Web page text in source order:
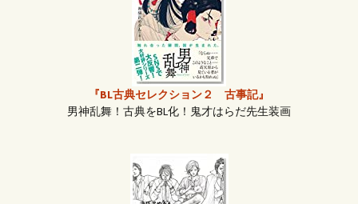
『BL古典セレクション２ 古事記』
男神乱舞！古典をBL化！鬼才はらだ先生装画